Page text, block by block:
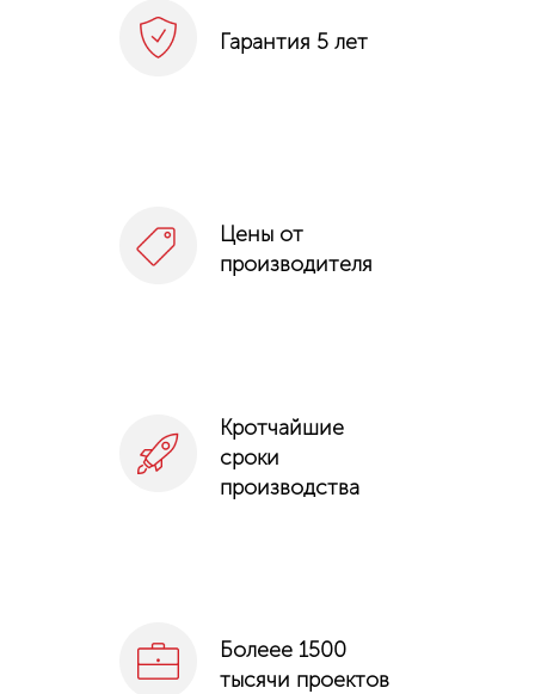
Гарантия 5 лет
Цены от
производителя
Кротчайшие
сроки
производства
Болеее 1500
тысячи проектов